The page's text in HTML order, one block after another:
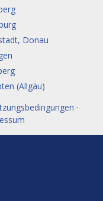
Donau
(Allgäu)
·